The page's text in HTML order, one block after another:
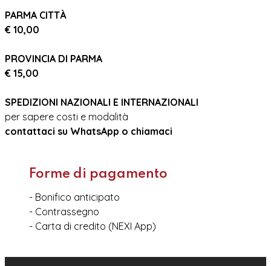
PARMA CITTÀ
€ 10,00
PROVINCIA DI PARMA
€ 15,00
SPEDIZIONI NAZIONALI E INTERNAZIONALI
per sapere costi e modalità
contattaci su WhatsApp o chiamaci
Forme di pagamento
- Bonifico anticipato
- Contrassegno
- Carta di credito (NEXI App)